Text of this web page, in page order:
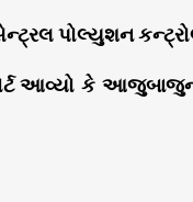
પોલ્યુશન કન્ટ્રોલ
આવ્યો કે